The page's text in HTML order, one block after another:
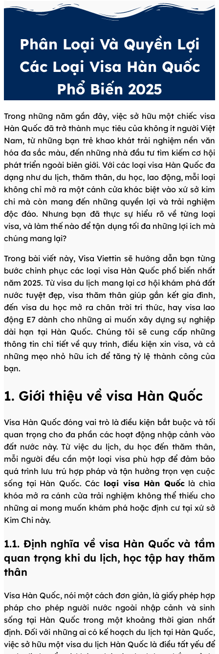
Phân Loại Và Quyền Lợi
Các Loại Visa Hàn Quốc
Phổ Biến 2025
Trong những năm gần đây, việc sở hữu một chiếc visa
Hàn Quốc đã trở thành mục tiêu của không ít người Việt
Nam, từ những bạn trẻ khao khát trải nghiệm nền văn
hóa đa sắc màu, đến những nhà đầu tư tìm kiếm cơ hội
phát triển ngoài biên giới. Với các loại visa Hàn Quốc đa
dạng như du lịch, thăm thân, du học, lao động, mỗi loại
không chỉ mở ra một cánh cửa khác biệt vào xứ sở kim
chi mà còn mang đến những quyền lợi và trải nghiệm
độc đáo. Nhưng bạn đã thực sự hiểu rõ về từng loại
visa, và làm thế nào để tận dụng tối đa những lợi ích mà
chúng mang lại?
Trong bài viết này, Visa Viettin sẽ hướng dẫn bạn từng
bước chinh phục các loại visa Hàn Quốc phổ biến nhất
năm 2025. Từ visa du lịch mang lại cơ hội khám phá đất
nước tuyệt đẹp, visa thăm thân giúp gắn kết gia đình,
đến visa du học mở ra chân trời tri thức, hay visa lao
động E7 dành cho những ai muốn xây dựng sự nghiệp
dài hạn tại Hàn Quốc. Chúng tôi sẽ cung cấp những
thông tin chi tiết về quy trình, điều kiện xin visa, và cả
những mẹo nhỏ hữu ích để tăng tỷ lệ thành công của
bạn.
1. Giới thiệu về visa Hàn Quốc
Visa Hàn Quốc đóng vai trò là điều kiện bắt buộc và tối
quan trọng cho đa phần các hoạt động nhập cảnh vào
đất nước này. Từ việc du lịch, du học đến thăm thân,
mỗi người đều cần một loại visa phù hợp để đảm bảo
quá trình lưu trú hợp pháp và tận hưởng trọn vẹn cuộc
sống tại Hàn Quốc. Các loại visa Hàn Quốclà chìa
khóa mở ra cánh cửa trải nghiệm không thể thiếu cho
những ai mong muốn khám phá hoặc định cư tại xứ sở
Kim Chi này.
1.1. Định nghĩa về visa Hàn Quốc và tầm
quan trọng khi du lịch, học tập hay thăm
thân
Visa Hàn Quốc, nói một cách đơn giản, là giấy phép hợp
pháp cho phép người nước ngoài nhập cảnh và sinh
sống tại Hàn Quốc trong một khoảng thời gian nhất
định. Đối với những ai có kế hoạch du lịch tại Hàn Quốc,
việc sở hữu một visa du lịch Hàn Quốc là điều tất yếu để